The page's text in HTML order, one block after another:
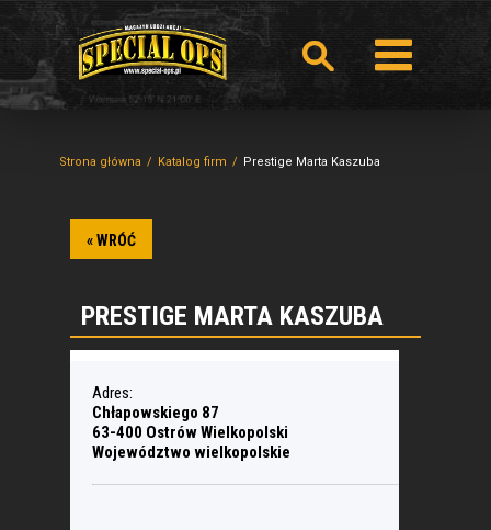
Strona główna Katalog firm Prestige Marta Kaszuba
« WRÓĆ
PRESTIGE MARTA KASZUBA
Adres:
Chłapowskiego 87
63-400 Ostrów Wielkopolski
Województwo wielkopolskie